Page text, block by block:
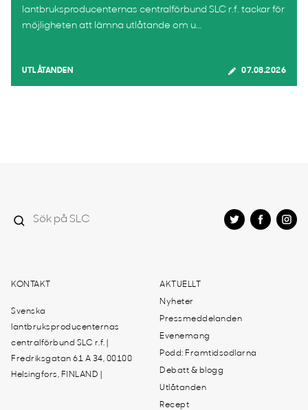
lantbruksproducenternas centralförbund SLC r.f. tackar för
möjligheten att lämna utlåtande om u...
UTLÅTANDEN 07.08.2026
KONTAKT
Svenska
lantbruksproducenternas
centralförbund SLC r.f. |
Fredriksgatan 61 A 34, 00100
Helsingfors, FINLAND |
AKTUELLT
Nyheter
Pressmeddelanden
Evenemang
Podd: Framtidsodlarna
Debatt & blogg
Utlåtanden
Recept